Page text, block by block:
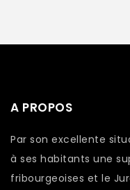
A PROPOS
Par son excellente
à ses habitants une
fribourgeoises et le